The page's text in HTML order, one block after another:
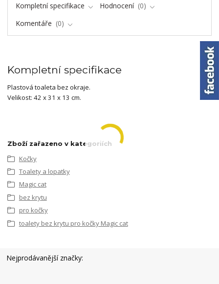
Kompletní specifikace Hodnocení
0
Komentáře
0
Kompletní specifikace
Plastová toaleta bez okraje.
Velikost: 42 x 31 x 13 cm.
Zboží zařazeno v kategoriích
Kočky
Toalety a lopatky
Magic cat
bez krytu
pro kočky
toalety bez krytu pro kočky Magic cat
Nejprodávanější značky: